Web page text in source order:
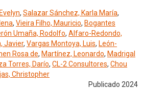
, Salazar Sánchez, Karla María,
, Vieira Filho, Mauricio, Bogantes
Umaña, Rodolfo, Alfaro-Redondo,
Javier, Vargas Montoya, Luis, León-
Rosa de, Martínez, Leonardo, Madrigal
Torres, Darío, CL-2 Consultores, Chou
Christopher
Publicado 2024